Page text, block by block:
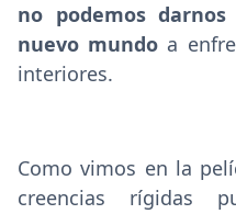
no podemos
nuevo mundo a
interiores.
Como vimos en la
creencias rígidas